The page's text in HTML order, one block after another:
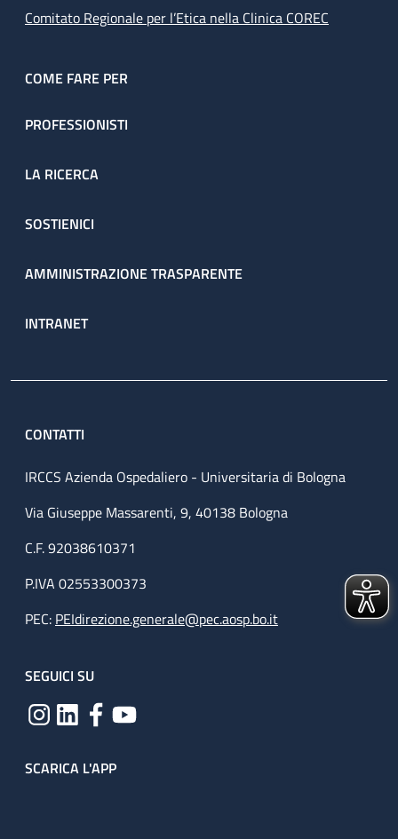
Comitato Regionale per l’Etica nella Clinica COREC
COME FARE PER
PROFESSIONISTI
LA RICERCA
SOSTIENICI
AMMINISTRAZIONE TRASPARENTE
INTRANET
CONTATTI
IRCCS Azienda Ospedaliero - Universitaria di Bologna
Via Giuseppe Massarenti, 9, 40138 Bologna
C.F. 92038610371
P.IVA 02553300373
PEC: PEIdirezione.generale@pec.aosp.bo.it
SEGUICI SU
SCARICA L'APP